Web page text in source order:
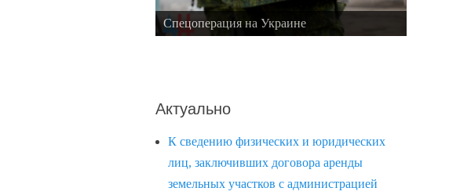
Спецоперация на Украине
Актуально
К сведению физических и юридических
лиц, заключивших договора аренды
земельных участков с администрацией